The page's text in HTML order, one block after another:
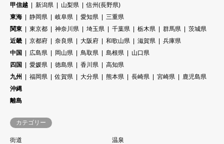
甲信越
新潟県 山梨県
信州(長野県)
東海
静岡県 岐阜県 愛知県
三重県
関東
東京都 神奈川県 埼玉県 千葉県 栃木県 群馬県
茨城県
近畿
京都府 奈良県 大阪府 和歌山県 滋賀県
兵庫県
中国
広島県 岡山県 鳥取県 島根県
山口県
四国
愛媛県 徳島県 香川県
高知県
九州
福岡県 佐賀県 大分県 熊本県 長崎県 宮崎県
鹿児島県
沖縄
離島
カテゴリー
街道
温泉